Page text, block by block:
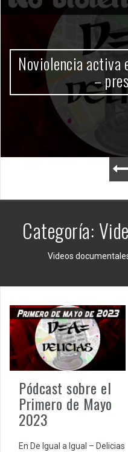
Categoría:
Videos
Pódcast sobre el
Primero de Mayo
2023
En De Igual a Igual – Delicias